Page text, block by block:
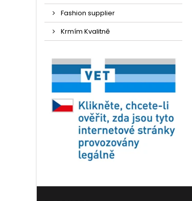
Fashion supplier
Krmím Kvalitně